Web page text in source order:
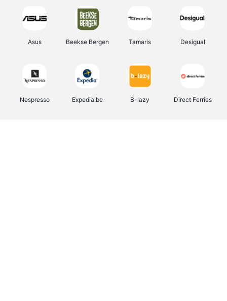
Asus Beekse Bergen Tamaris Desigual
Nespresso Expedia.be B-lazy Direct Ferries